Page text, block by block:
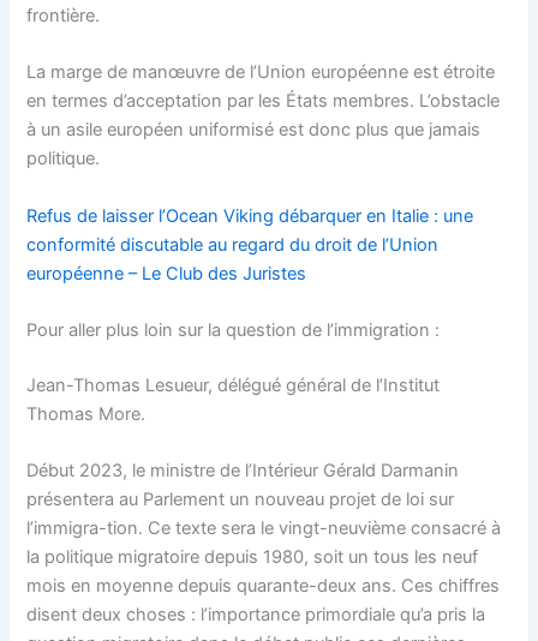
frontière.
La marge de manœuvre de l’Union européenne est étroite
en termes d’acceptation par les États membres. L’obstacle
à un asile européen uniformisé est donc plus que jamais
politique.
Refus de laisser l’Ocean Viking débarquer en Italie : une
conformité discutable au regard du droit de l’Union
européenne – Le Club des Juristes
Pour aller plus loin sur la question de l’immigration :
Jean-Thomas Lesueur, délégué général de l’Institut
Thomas More.
Début 2023, le ministre de l’Intérieur Gérald Darmanin
présentera au Parlement un nouveau projet de loi sur
l’immigra-tion. Ce texte sera le vingt-neuvième consacré à
la politique migratoire depuis 1980, soit un tous les neuf
mois en moyenne depuis quarante-deux ans. Ces chiffres
disent deux choses : l’importance primordiale qu’a pris la